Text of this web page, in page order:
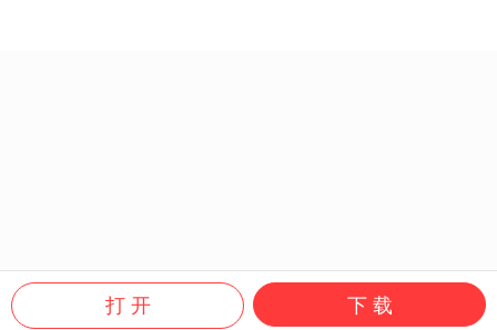
打 开 下 载